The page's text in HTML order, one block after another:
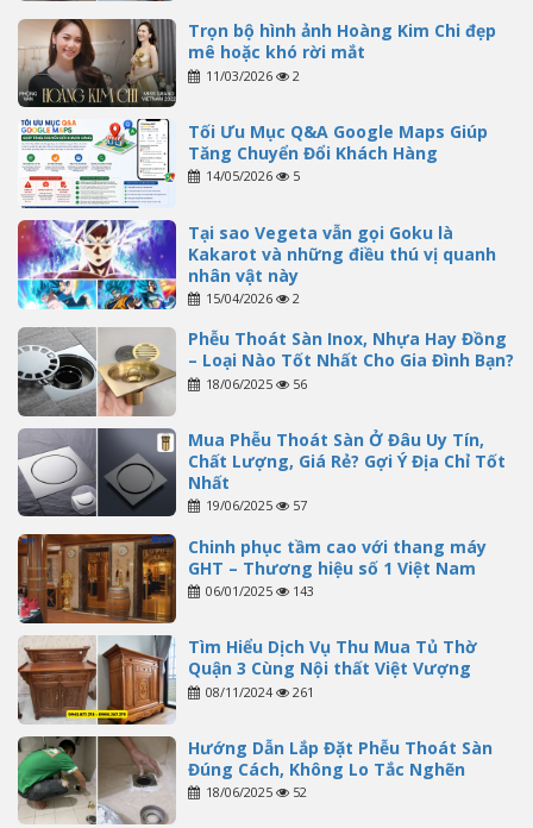
Trọn bộ hình ảnh Hoàng Kim Chi đẹp
mê hoặc khó rời mắt
11/03/2026 2
Tối Ưu Mục Q&A Google Maps Giúp
Tăng Chuyển Đổi Khách Hàng
14/05/2026 5
Tại sao Vegeta vẫn gọi Goku là
Kakarot và những điều thú vị quanh
nhân vật này
15/04/2026 2
Phễu Thoát Sàn Inox, Nhựa Hay Đồng
– Loại Nào Tốt Nhất Cho Gia Đình Bạn?
18/06/2025 56
Mua Phễu Thoát Sàn Ở Đâu Uy Tín,
Chất Lượng, Giá Rẻ? Gợi Ý Địa Chỉ Tốt
Nhất
19/06/2025 57
Chinh phục tầm cao với thang máy
GHT – Thương hiệu số 1 Việt Nam
06/01/2025 143
Tìm Hiểu Dịch Vụ Thu Mua Tủ Thờ
Quận 3 Cùng Nội thất Việt Vượng
08/11/2024 261
Hướng Dẫn Lắp Đặt Phễu Thoát Sàn
Đúng Cách, Không Lo Tắc Nghẽn
18/06/2025 52